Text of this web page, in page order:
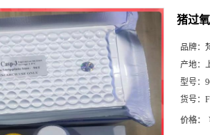
猪过
品牌：
产地：
型号：
货号：
价格：